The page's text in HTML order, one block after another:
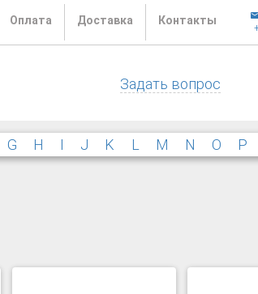
Оплата Доставка Контакты
Задать вопрос
G H I J K L M N O P